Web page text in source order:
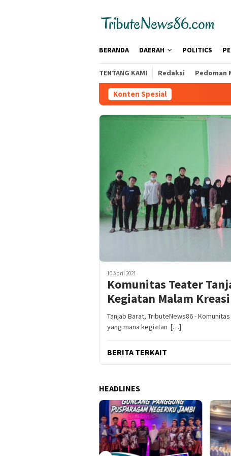
BERANDA DAERAH POLITICS
TENTANG KAMI Redaksi Pedoman
Konten Spesial
10 April 2021
Komunitas Teater
Kegiatan Malam Kreasi
Tanjab Barat, TributeNews86 -
yang mana kegiatan […]
BERITA TERKAIT
HEADLINES